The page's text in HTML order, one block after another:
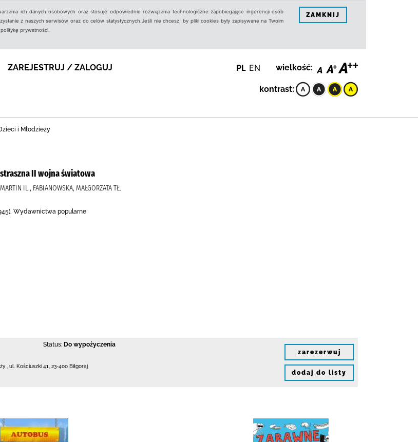
ich danych osobowych oraz stosuje odpowiednie rozwiązania technologiczne zapobiegające ingerencji osób
z naszych serwisów oraz do celów statystycznych.Jeśli nie chcesz, by pliki cookies były zapisywane na Twoim
prywatności.
ZAMKNIJ
ZAREJESTRUJ / ZALOGUJ PL EN wielkość:
kontrast:
i Młodzieży
II wojna światowa
IL., FABIANOWSKA, MAŁGORZATA TŁ.
Wydawnictwa popularne
Status: Do wypożyczenia
ul. Kościuszki 41 23-400 Biłgoraj
zarezerwuj
dodaj do listy